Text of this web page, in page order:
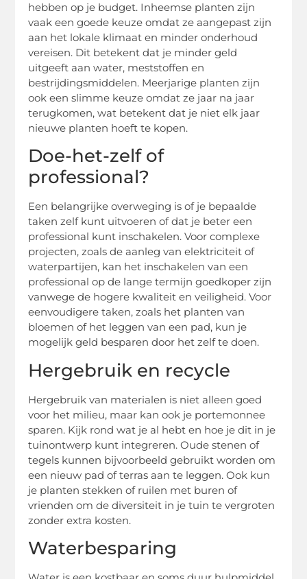
hebben op je budget. Inheemse planten zijn
vaak een goede keuze omdat ze aangepast zijn
aan het lokale klimaat en minder onderhoud
vereisen. Dit betekent dat je minder geld
uitgeeft aan water, meststoffen en
bestrijdingsmiddelen. Meerjarige planten zijn
ook een slimme keuze omdat ze jaar na jaar
terugkomen, wat betekent dat je niet elk jaar
nieuwe planten hoeft te kopen.
Doe-het-zelf of
professional?
Een belangrijke overweging is of je bepaalde
taken zelf kunt uitvoeren of dat je beter een
professional kunt inschakelen. Voor complexe
projecten, zoals de aanleg van elektriciteit of
waterpartijen, kan het inschakelen van een
professional op de lange termijn goedkoper zijn
vanwege de hogere kwaliteit en veiligheid. Voor
eenvoudigere taken, zoals het planten van
bloemen of het leggen van een pad, kun je
mogelijk geld besparen door het zelf te doen.
Hergebruik en recycle
Hergebruik van materialen is niet alleen goed
voor het milieu, maar kan ook je portemonnee
sparen. Kijk rond wat je al hebt en hoe je dit in je
tuinontwerp kunt integreren. Oude stenen of
tegels kunnen bijvoorbeeld gebruikt worden om
een nieuw pad of terras aan te leggen. Ook kun
je planten stekken of ruilen met buren of
vrienden om de diversiteit in je tuin te vergroten
zonder extra kosten.
Waterbesparing